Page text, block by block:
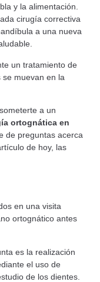
y la alimentación.
cirugía correctiva
a una nueva
un tratamiento de
muevan en la
a un
ortognática en
de preguntas acerca
de hoy, las
en una visita
ortognático antes
es la realización
el uso de
de los dientes.